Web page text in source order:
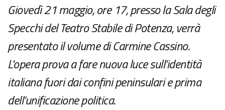
Giovedì 21 maggio, ore 17, presso la Sala degli
Specchi del Teatro Stabile di Potenza, verrà
presentato il volume di Carmine Cassino.
L'opera prova a fare nuova luce sull’identità
italiana fuori dai confini peninsulari e prima
dell’unificazione politica.